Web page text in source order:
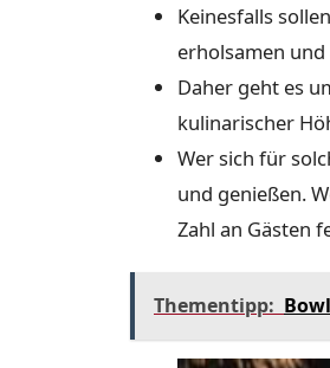
Keinesfalls
erholsamen
Daher geht es
kulinarischer
Wer sich für
und genießen.
Zahl an Gästen
Thementipp: